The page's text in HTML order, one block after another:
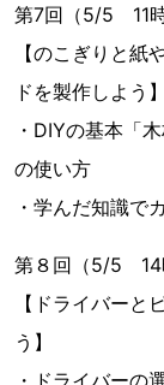
第7回（5/5 11時
【のこぎりと紙
ドを製作しよう】
・DIYの基本「
の使い方
・学んだ知識で
第８回（5/5 14
【ドライバーと
う】
・ドライバーの